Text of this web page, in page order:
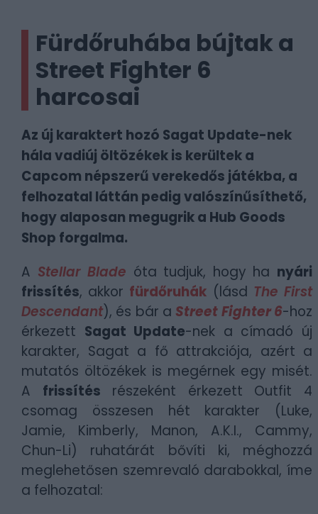
Fürdőruhába bújtak a
Street Fighter 6
harcosai
Az új karaktert hozó Sagat Update-nek
hála vadiúj öltözékek is kerültek a
Capcom népszerű verekedős játékba, a
felhozatal láttán pedig valószínűsíthető,
hogy alaposan megugrik a Hub Goods
Shop forgalma.
A Stellar Blade óta tudjuk, hogy ha nyári
frissítés, akkor fürdőruhák (lásd The First
Descendant), és bár a Street Fighter 6-hoz
érkezett Sagat Update-nek a címadó új
karakter, Sagat a fő attrakciója, azért a
mutatós öltözékek is megérnek egy misét.
A frissítés részeként érkezett Outfit 4
csomag összesen hét karakter (Luke,
Jamie, Kimberly, Manon, A.K.I., Cammy,
Chun-Li) ruhatárát bővíti ki, méghozzá
meglehetősen szemrevaló darabokkal, íme
a felhozatal: